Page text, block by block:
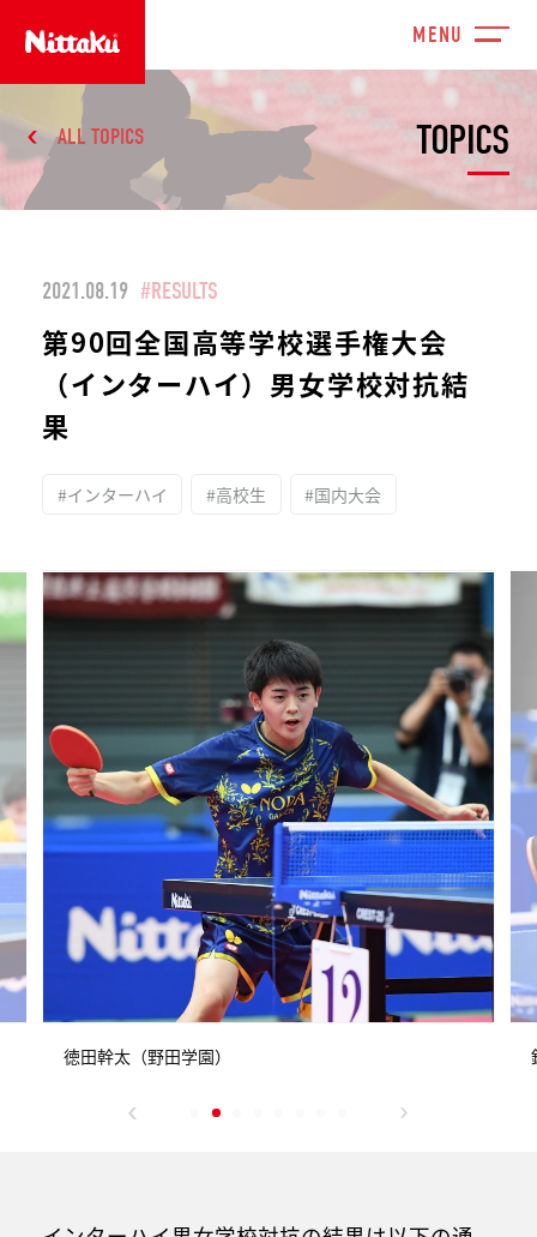
TOPICS
ALL TOPICS
2021.08.19 #RESULTS
第90回全国高等学校選手権大会
（インターハイ）男女学校対抗結
果
#インターハイ #高校生 #国内大会
徳田幹太（野田学園）